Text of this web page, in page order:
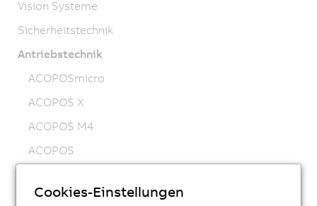
Vision Systeme
Sicherheitstechnik
Antriebstechnik
ACOPOSmicro
ACOPOS X
ACOPOS M4
ACOPOS
ACOPOSmulti
Cookies-Einstellungen